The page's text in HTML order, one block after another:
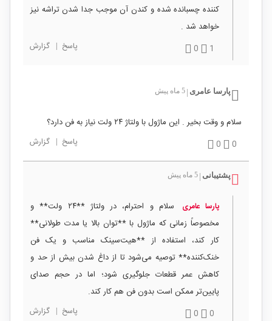
کننده چسبانده شده و کندن آن موجب جدا شدن تراشه نیز
خواهد شد .
1
0 پاسخ | گزارش
پارسا عامری 5 ماه پیش
سلام و وقت بخیر . این ماژول با ولتاژ ۲۴ ولت نیاز به فن دارد؟
0
0 پاسخ | گزارش
پشتیبانی 5 ماه پیش
پارسا عامری
سلام و احترام، در ولتاژ **۲۴ ولت** و
مخصوصاً زمانی که ماژول با **توان بالا یا مدت طولانی**
کار کند، استفاده از **هیت‌سینک مناسب و یک فن
خنک‌کننده** توصیه می‌شود تا از داغ شدن بیش از حد و
کاهش عمر قطعات جلوگیری شود؛ اما در حجم صدای
پایین‌تر ممکن است بدون فن هم کار کند.
0
0 پاسخ | گزارش